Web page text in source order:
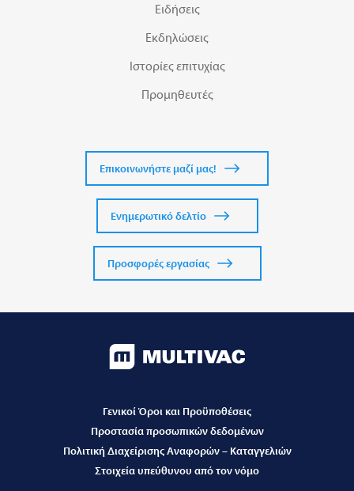
Ειδήσεις
Εκδηλώσεις
Ιστορίες επιτυχίας
Προμηθευτές
Επικοινωνήστε μαζί μας!
Ενημερωτικό δελτίο
Προσφορές εργασίας
Γενικοί Όροι και Προϋποθέσεις
Προστασία προσωπικών δεδομένων
Πολιτική Διαχείρισης Αναφορών – Καταγγελιών
Στοιχεία υπεύθυνου από τον νόμο